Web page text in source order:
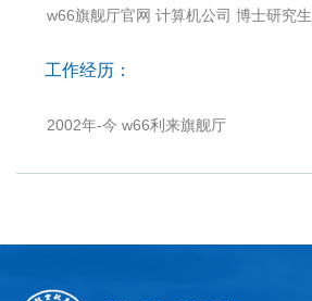
w66旗舰厅官网 计算机公司 博士研究生
工作经历：
2002年-今 w66利来旗舰厅